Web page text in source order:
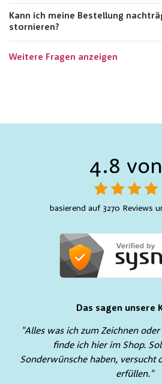
Kann ich meine Bestellung
stornieren?
Weitere Fragen anzeigen
4.8
basierend auf 3270 Reviews
Das sagen unsere
"Alles was ich zum Zeichnen
finde ich hier im Shop.
Sonderwünsche haben, versucht
erfüllen."